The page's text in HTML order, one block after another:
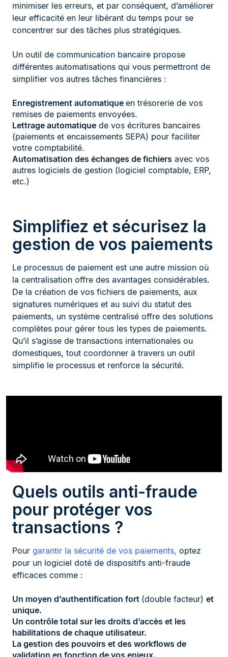
minimiser les erreurs, et par conséquent, d’améliorer
leur efficacité en leur libérant du temps pour se
concentrer sur des tâches plus stratégiques.
Un outil de communication bancaire propose
différentes automatisations qui vous permettront de
simplifier vos autres tâches financières :
Enregistrement automatique en trésorerie de vos
remises de paiements envoyées.
Lettrage automatique de vos écritures bancaires
(paiements et encaissements SEPA) pour faciliter
votre comptabilité.
Automatisation des échanges de fichiers avec vos
autres logiciels de gestion (logiciel comptable, ERP,
etc.)
Simplifiez et sécurisez la
gestion de vos paiements
Le processus de paiement est une autre mission où
la centralisation offre des avantages considérables.
De la création de vos fichiers de paiements, aux
signatures numériques et au suivi du statut des
paiements, un système centralisé offre des solutions
complètes pour gérer tous les types de paiements.
Qu’il s’agisse de transactions internationales ou
domestiques, tout coordonner à travers un outil
simplifie le processus et renforce la sécurité.
Quels outils anti-fraude
pour protéger vos
transactions ?
Pour garantir la sécurité de vos paiements, optez
pour un logiciel doté de dispositifs anti-fraude
efficaces comme :
Un moyen d’authentification fort (double facteur) et
unique.
Un contrôle total sur les droits d’accès et les
habilitations de chaque utilisateur.
La gestion des pouvoirs et des workflows de
validation en fonction de vos enjeux.